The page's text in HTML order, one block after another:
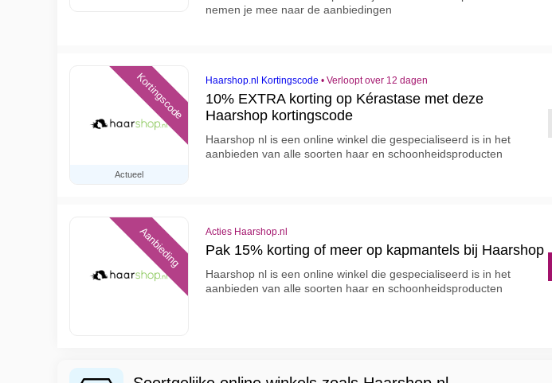
nemen je mee naar de aanbiedingen
Actueel
Kortingscode Haarshop.nl Kortingscode • Verloopt over 12 dagen
10% EXTRA korting op Kérastase met deze
Haarshop kortingscode
Haarshop nl is een online winkel die gespecialiseerd is in het
aanbieden van alle soorten haar en schoonheidsproducten
Aanbieding Acties Haarshop.nl
Pak 15% korting of meer op kapmantels bij Haarshop
Haarshop nl is een online winkel die gespecialiseerd is in het
aanbieden van alle soorten haar en schoonheidsproducten